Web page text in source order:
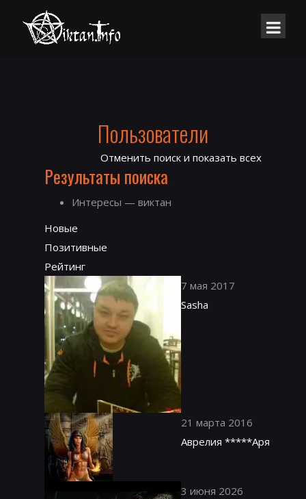
Пользователи
Отменить поиск и показать всех
Результаты поиска
Интересы — виктан
Новые
Позитивные
Рейтинг
7 мая 2017
Sasha
21 марта 2016
Аврелия *****Аря
3 июня 2026